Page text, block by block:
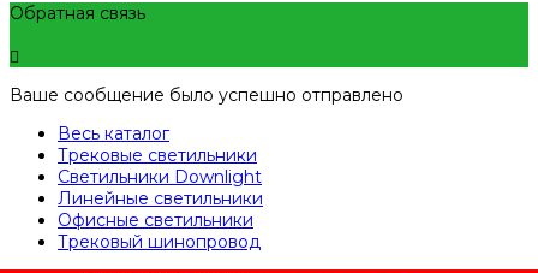
Обратная связь
Ваше сообщение было успешно отправлено
Весь каталог
Трековые светильники
Светильники Downlight
Линейные светильники
Офисные светильники
Трековый шинопровод